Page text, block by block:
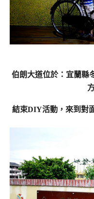
伯朗大道位於：宜蘭縣
結束DIY活動，來到對